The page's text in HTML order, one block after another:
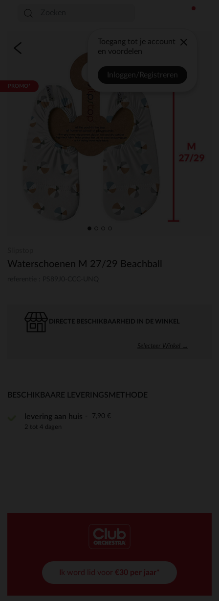
Toegang tot je account
en voordelen
Inloggen/Registreren
PROMO*
Waterschoenen M 27/29 Beachball
DIRECTE BESCHIKBAARHEID IN DE WINKEL
Selecteer Winkel →
BESCHIKBAARE LEVERINGSMETHODE
levering aan huis 7,90 €
2 tot 4 dagen
Ik word lid voor €30 per jaar*